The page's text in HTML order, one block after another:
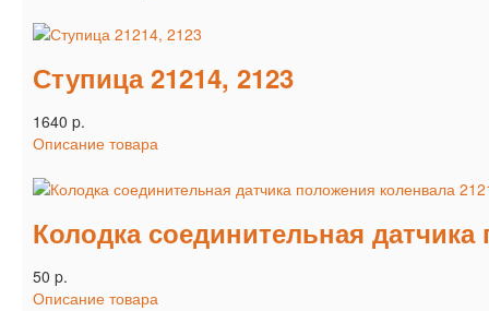
Ступица 21214, 2123
1640 p.
Описание товара
Колодка соединительная
50 p.
Описание товара